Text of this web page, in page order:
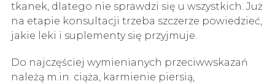
tkanek, dlatego nie sprawdzi się u wszystkich. Już
na etapie konsultacji trzeba szczerze powiedzieć,
jakie leki i suplementy się przyjmuje.
Do najczęściej wymienianych przeciwwskazań
należą m.in. ciąża, karmienie piersią,